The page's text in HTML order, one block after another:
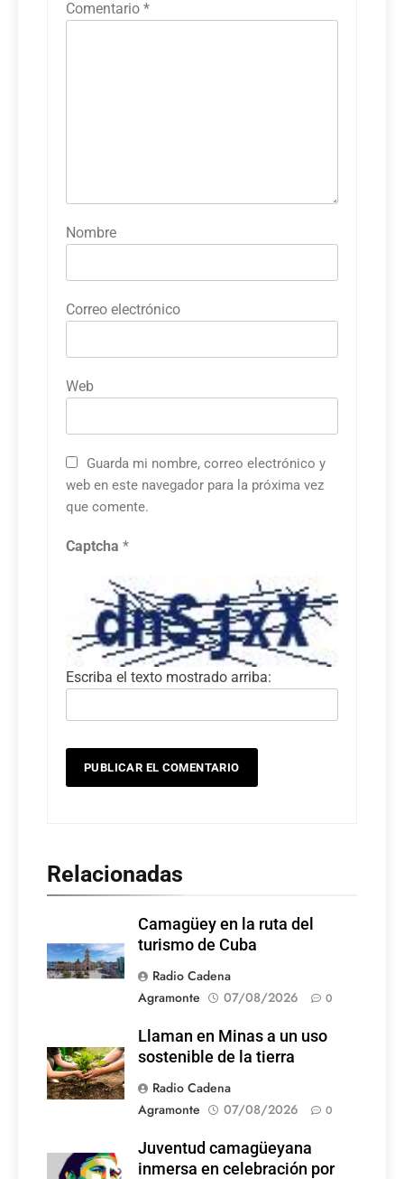
Comentario *
Nombre
Correo electrónico
Web
Guarda mi nombre, correo electrónico y
web en este navegador para la próxima vez
que comente.
Captcha *
Escriba el texto mostrado arriba:
Relacionadas
Camagüey en la ruta del
turismo de Cuba
Radio Cadena
Agramonte
07/08/2026 0
Llaman en Minas a un uso
sostenible de la tierra
Radio Cadena
Agramonte
07/08/2026 0
Foto: Internet
Juventud camagüeyana
inmersa en celebración por